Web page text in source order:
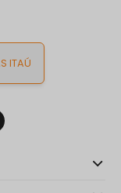
ITAÚ